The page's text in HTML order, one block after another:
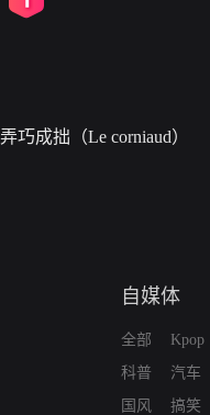
弄巧成拙（Le corniaud）
自媒体
全部
科普
国风
Kpop
汽车
搞笑